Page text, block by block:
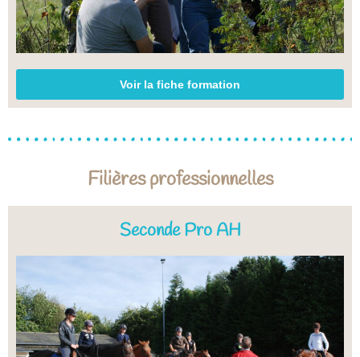
Voir la fiche formation
Filières professionnelles
Seconde Pro AH